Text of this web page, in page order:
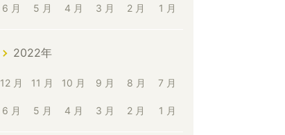
6 月 5 月 4 月 3 月 2 月 1 月
2022年
12 月 11 月 10 月 9 月 8 月 7 月
6 月 5 月 4 月 3 月 2 月 1 月